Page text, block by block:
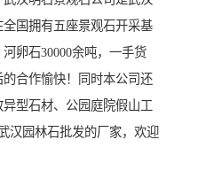
国拥有五座景观石开采基
卵石30000余吨，一手货
合作愉快！同时本公司还
型石材、公园庭院假山工
汉园林石批发的厂家，欢迎